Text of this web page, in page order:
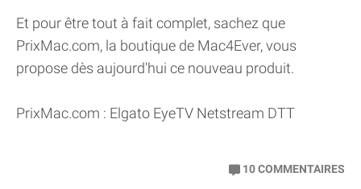
Et pour être tout à fait complet, sachez que
PrixMac.com, la boutique de Mac4Ever, vous
propose dès aujourd'hui ce nouveau produit.
PrixMac.com : Elgato EyeTV Netstream DTT
10COMMENTAIRES